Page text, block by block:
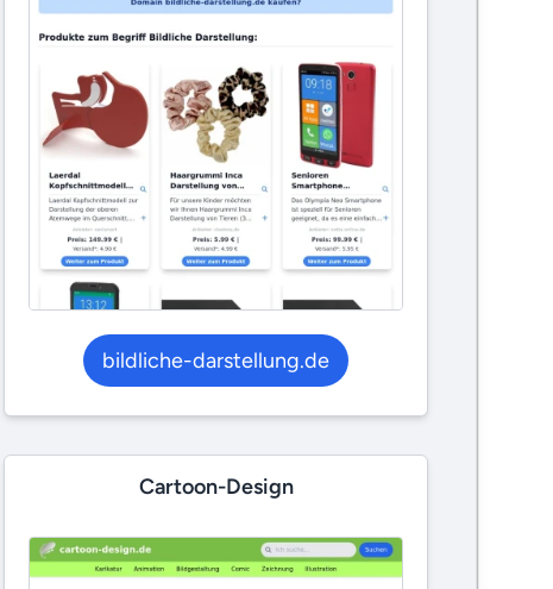
bildliche-darstellung.de
Cartoon-Design